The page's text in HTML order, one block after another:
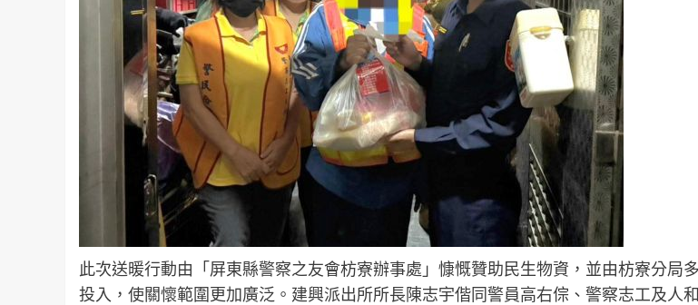
此次送暖行動由「屏東縣警察之友會枋寮辦事處」慷慨贊助民生物資，並由枋寮分局
投入，使關懷範圍更加廣泛。建興派出所所長陳志宇偕同警員高右倧、警察志工及人